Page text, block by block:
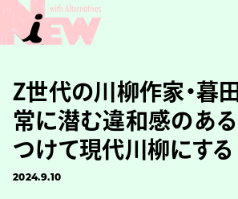
Z世代の川柳作家・暮
常に潜む違和感のあ
つけて現代川柳にする
2024.9.10